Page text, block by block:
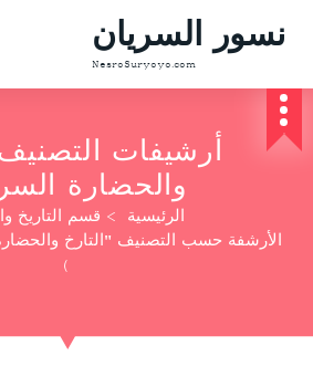
ج
نسور السريان
NesroSuryoyo.com
أرشيفات
والحضارة
الرئيسية > قسم التاريخ
الأرشفة حسب التصنيف "التارخ
)